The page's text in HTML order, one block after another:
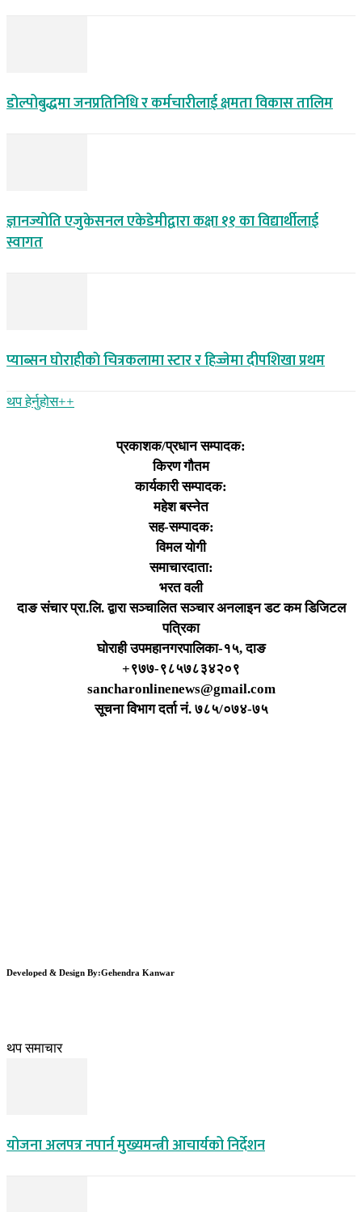
डोल्पोबुद्धमा जनप्रतिनिधि र कर्मचारीलाई क्षमता विकास तालिम
ज्ञानज्योति एजुकेसनल एकेडेमीद्वारा कक्षा ११ का विद्यार्थीलाई
स्वागत
प्याब्सन घाेराहीकाे चित्रकलामा स्टार र हिज्जेमा दीपशिखा प्रथम
थप हेर्नुहोस‌++
प्रकाशक/प्रधान सम्पादक:
किरण गौतम
कार्यकारी सम्पादक:
महेश बस्नेत
सह-सम्पादक:
विमल योगी
समाचारदाता:
भरत वली
दाङ संचार प्रा.लि. द्वारा सञ्चालित सञ्चार अनलाइन डट कम डिजिटल
पत्रिका
घोराही उपमहानगरपालिका-१५, दाङ
+९७७-९८५७८३४२०९
sancharonlinenews@gmail.com
सूचना विभाग दर्ता न‌ं. ७८५/०७४-७५
Developed & Design By:Gehendra Kanwar
थप समाचार
योजना अलपत्र नपार्न मुख्यमन्त्री आचार्यको निर्देशन